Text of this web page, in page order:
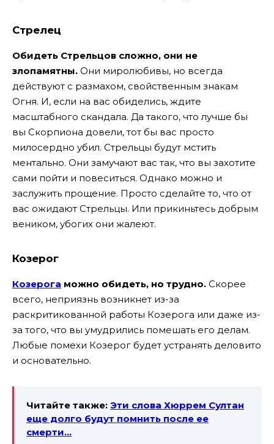
Стрелец
Обидеть Стрельцов сложно, они не
злопамятны. Они миролюбивы, но всегда
действуют с размахом, свойственным знакам
Огня. И, если на вас обиделись, ждите
масштабного скандала. Да такого, что лучше бы
вы Скорпиона довели, тот бы вас просто
милосердно убил. Стрельцы будут мстить
ментально. Они замучают вас так, что вы захотите
сами пойти и повеситься. Однако можно и
заслужить прощение. Просто сделайте то, что от
вас ожидают Стрельцы. Или прикиньтесь добрым
веником, убогих они жалеют.
Козерог
Козерога можно обидеть, но трудно. Скорее
всего, неприязнь возникнет из-за
раскритикованной работы Козерога или даже из-
за того, что вы умудрились помешать его делам.
Любые помехи Козерог будет устранять деловито
и основательно.
Читайте также: Эти слова Хюррем Султан
еще долго будут помнить после ее
смерти…